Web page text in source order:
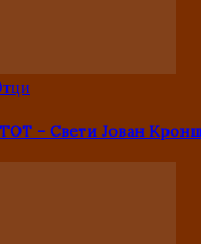
– Свети Јован